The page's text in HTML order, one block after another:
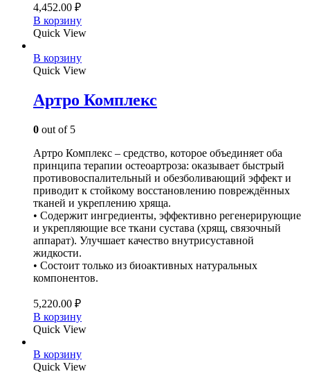
4,452.00 ₽
В корзину
Quick View
В корзину
Quick View
Артро Комплекс
0 out of 5
Артро Комплекс – средство, которое объединяет оба
принципа терапии остеоартроза: оказывает быстрый
противовоспалительный и обезболивающий эффект и
приводит к стойкому восстановлению повреждённых
тканей и укреплению хряща.
• Содержит ингредиенты, эффективно регенерирующие
и укрепляющие все ткани сустава (хрящ, связочный
аппарат). Улучшает качество внутрисуставной
жидкости.
• Состоит только из биоактивных натуральных
компонентов.
5,220.00 ₽
В корзину
Quick View
В корзину
Quick View